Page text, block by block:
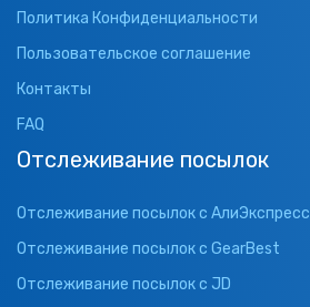
Политика Конфиденциальности
Пользовательское соглашение
Контакты
FAQ
Отслеживание посылок
Отслеживание посылок с АлиЭкспресс
Отслеживание посылок с GearBest
Отслеживание посылок с JD